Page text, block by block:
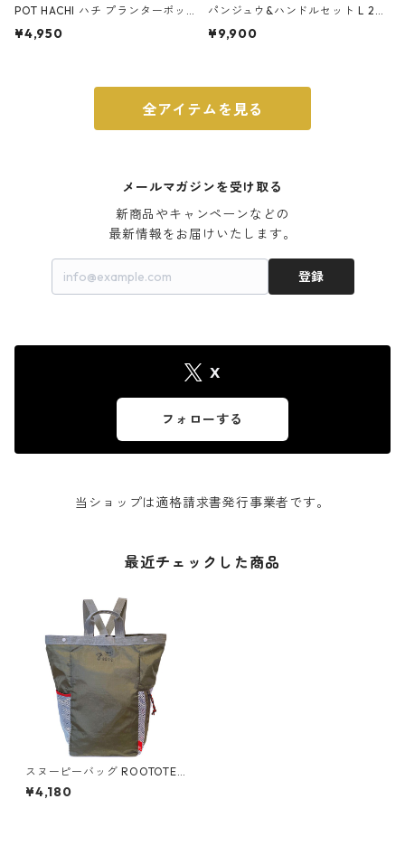
POT HACHI ハチ プランターポッ
ト 3号 ブラック
¥4,950
パンジュウ&ハンドルセット L 24c
m ガス火・IH対応 鉄フライパン
¥9,900
全アイテムを見る
メールマガジンを受け取る
新商品やキャンペーンなどの
最新情報をお届けいたします。
登録
X
フォローする
当ショップは適格請求書発行事業者です。
最近チェックした商品
スヌーピーバッグ ROOTOTE
ルートート トールトランシェ .
ピーナッツ リュック 2WAYト
¥4,180